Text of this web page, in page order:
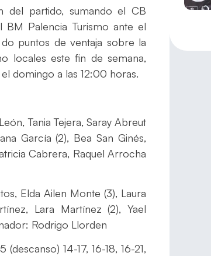
del partido, sumando el CB
BM Palencia Turismo ante el
puntos de ventaja sobre la
locales este fin de semana,
domingo a las 12:00 horas.
Tania Tejera, Saray Abreut
García (2), Bea San Ginés,
Cabrera, Raquel Arrocha
Elda Ailen Monte (3), Laura
Lara Martínez (2), Yael
Rodrigo Llorden
14-17, 16-18, 16-21,